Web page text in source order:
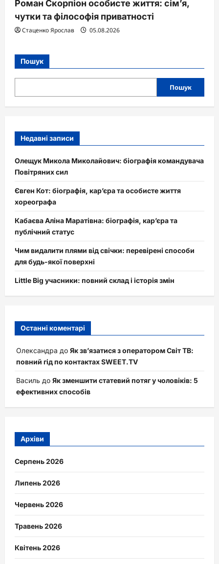
Роман Скорпіон особисте життя: сім’я,
чутки та філософія приватності
Стаценко Ярослав 05.08.2026
Пошук
Пошук
Недавні записи
Олещук Микола Миколайович: біографія командувача
Повітряних сил
Євген Кот: біографія, кар’єра та особисте життя
хореографа
Кабаєва Аліна Маратівна: біографія, кар’єра та
публічний статус
Чим видалити плями від свічки: перевірені способи
для будь-якої поверхні
Little Big учасники: повний склад і історія змін
Останні коментарі
Олександра до Як зв’язатися з оператором Світ ТВ:
повний гід по контактах SWEET.TV
Василь до Як зменшити статевий потяг у чоловіків: 5
ефективних способів
Архіви
Серпень 2026
Липень 2026
Червень 2026
Травень 2026
Квітень 2026